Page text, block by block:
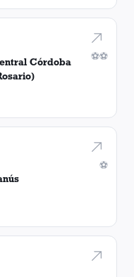
⚽⚽
Córdoba
⚽